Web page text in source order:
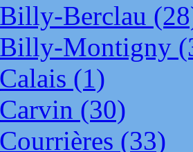
Billy-Berclau
Billy-Montigny
Calais (1)
Carvin (30)
Courrières (33)